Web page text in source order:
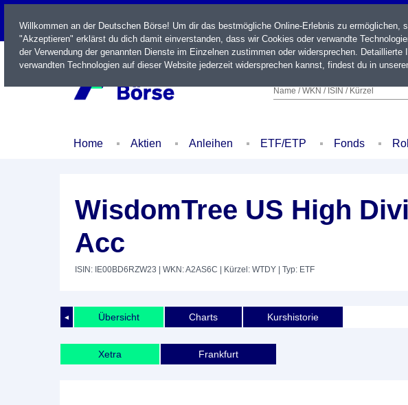
LIVE
Name / WKN / ISIN / Kürzel
Home Aktien Anleihen ETF/ETP Fonds
WisdomTree US High
Acc
ISIN: IE00BD6RZW23 | WKN: A2AS6C | Kürzel: WTDY | Typ: ETF
◄ Übersicht Charts Kurshistorie
Xetra Frankfurt
Willkommen an der Deutschen Börse! Um dir das bestmögliche Online-Erlebnis zu
"Akzeptieren" erklärst du dich damit einverstanden, dass wir Cookies oder verwandte
der Verwendung der genannten Dienste im Einzelnen zustimmen oder widersprechen.
verwandten Technologien auf dieser Website jederzeit widersprechen kannst, findest du in